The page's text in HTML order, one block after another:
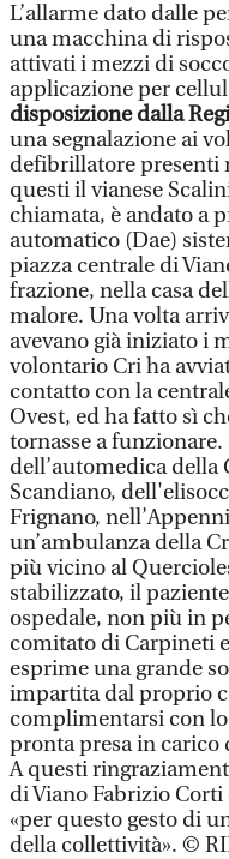
L’allarme dato dalle
una macchina di
attivati i mezzi di
applicazione per
disposizione dalla
una segnalazione ai
defibrillatore presenti
questi il vianese
chiamata, è andato a
automatico (Dae)
piazza centrale di
frazione, nella casa
malore. Una volta
avevano già iniziato i
volontario Cri ha
contatto con la
Ovest, ed ha fatto sì
tornasse a
dell’automedica della
Scandiano,
Frignano,
un’ambulanza della
più vicino al
stabilizzato, il
ospedale, non più in
comitato di Carpineti
esprime una grande
impartita dal proprio
complimentarsi con lo
pronta presa in carico
A questi
di Viano Fabrizio
«per questo gesto di
della collettività». ©